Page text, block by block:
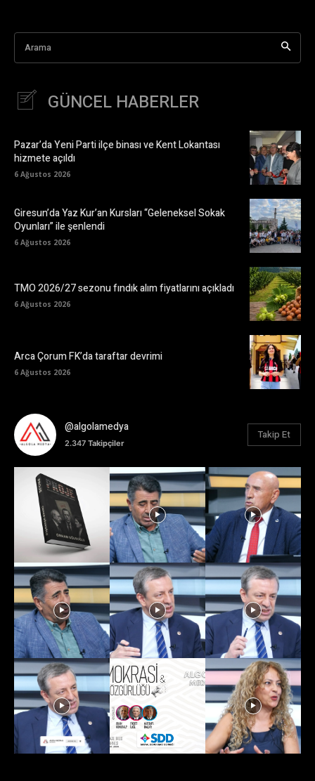
Arama
GÜNCEL HABERLER
Pazar’da Yeni Parti ilçe binası ve Kent Lokantası
hizmete açıldı
6 Ağustos 2026
Giresun’da Yaz Kur’an Kursları “Geleneksel Sokak
Oyunları” ile şenlendi
6 Ağustos 2026
TMO 2026/27 sezonu fındık alım fiyatlarını açıkladı
6 Ağustos 2026
Arca Çorum FK’da taraftar devrimi
6 Ağustos 2026
@algolamedya
2.347 Takipçiler
Takip Et